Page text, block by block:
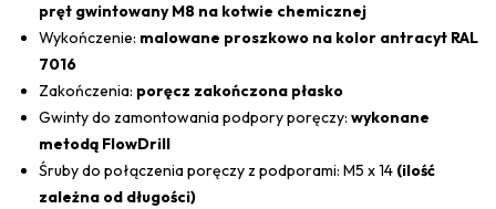
pręt gwintowany M8 na kotwie chemicznej
Wykończenie: malowane proszkowo na kolor antracyt RAL
7016
Zakończenia: poręcz zakończona płasko
Gwinty do zamontowania podpory poręczy: wykonane
metodą FlowDrill
Śruby do połączenia poręczy z podporami: M5 x 14 (ilość
zależna od długości)